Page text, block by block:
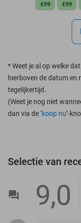
€99 €99
*Weet je al op welke
hierboven de datum en
tegelijkertijd.
(Weet je nog niet
dan via de ‘koop nu’-
Selectie van
9,0